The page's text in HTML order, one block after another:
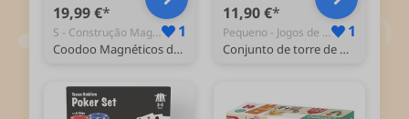
19,99 €
S - Construção Magnética 1
Coodoo Magnéticos de construção para crianças de 2 e 3, blocos magnéticos para crianças, brinquedos de construção sensorial Montessori para exteriores para meninos e meninas com mais de 3 anos
11,90 €
Pequeno - Jogos de Empilhamento e Equilíbrio 1
Conjunto de torre de madeira de habilidade (tamanho pequeno/viagem). Inclui 45 peças de madeira e vem apresentado numa capa de algodão resistente com fecho de cordão.